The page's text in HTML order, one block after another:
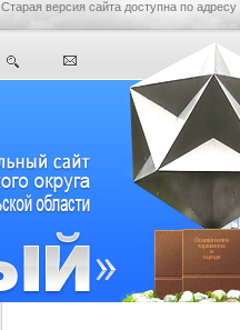
Старая версия сайта доступна по адресу